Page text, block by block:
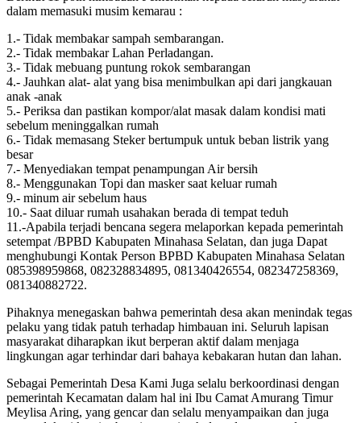
dalam memasuki musim kemarau :
1.- Tidak membakar sampah sembarangan.
2.- Tidak membakar Lahan Perladangan.
3.- Tidak mebuang puntung rokok sembarangan
4.- Jauhkan alat- alat yang bisa menimbulkan api dari jangkauan
anak -anak
5.- Periksa dan pastikan kompor/alat masak dalam kondisi mati
sebelum meninggalkan rumah
6.- Tidak memasang Steker bertumpuk untuk beban listrik yang
besar
7.- Menyediakan tempat penampungan Air bersih
8.- Menggunakan Topi dan masker saat keluar rumah
9.- minum air sebelum haus
10.- Saat diluar rumah usahakan berada di tempat teduh
11.-Apabila terjadi bencana segera melaporkan kepada pemerintah
setempat /BPBD Kabupaten Minahasa Selatan, dan juga Dapat
menghubungi Kontak Person BPBD Kabupaten Minahasa Selatan
085398959868, 082328834895, 081340426554, 082347258369,
081340882722.
Pihaknya menegaskan bahwa pemerintah desa akan menindak tegas
pelaku yang tidak patuh terhadap himbauan ini. Seluruh lapisan
masyarakat diharapkan ikut berperan aktif dalam menjaga
lingkungan agar terhindar dari bahaya kebakaran hutan dan lahan.
Sebagai Pemerintah Desa Kami Juga selalu berkoordinasi dengan
pemerintah Kecamatan dalam hal ini Ibu Camat Amurang Timur
Meylisa Aring, yang gencar dan selalu menyampaikan dan juga